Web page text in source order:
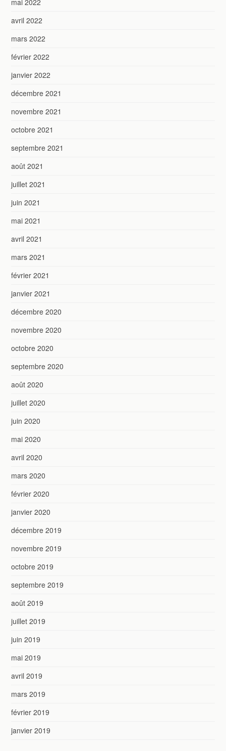
mai 2022
avril 2022
mars 2022
février 2022
janvier 2022
décembre 2021
novembre 2021
octobre 2021
septembre 2021
août 2021
juillet 2021
juin 2021
mai 2021
avril 2021
mars 2021
février 2021
janvier 2021
décembre 2020
novembre 2020
octobre 2020
septembre 2020
août 2020
juillet 2020
juin 2020
mai 2020
avril 2020
mars 2020
février 2020
janvier 2020
décembre 2019
novembre 2019
octobre 2019
septembre 2019
août 2019
juillet 2019
juin 2019
mai 2019
avril 2019
mars 2019
février 2019
janvier 2019